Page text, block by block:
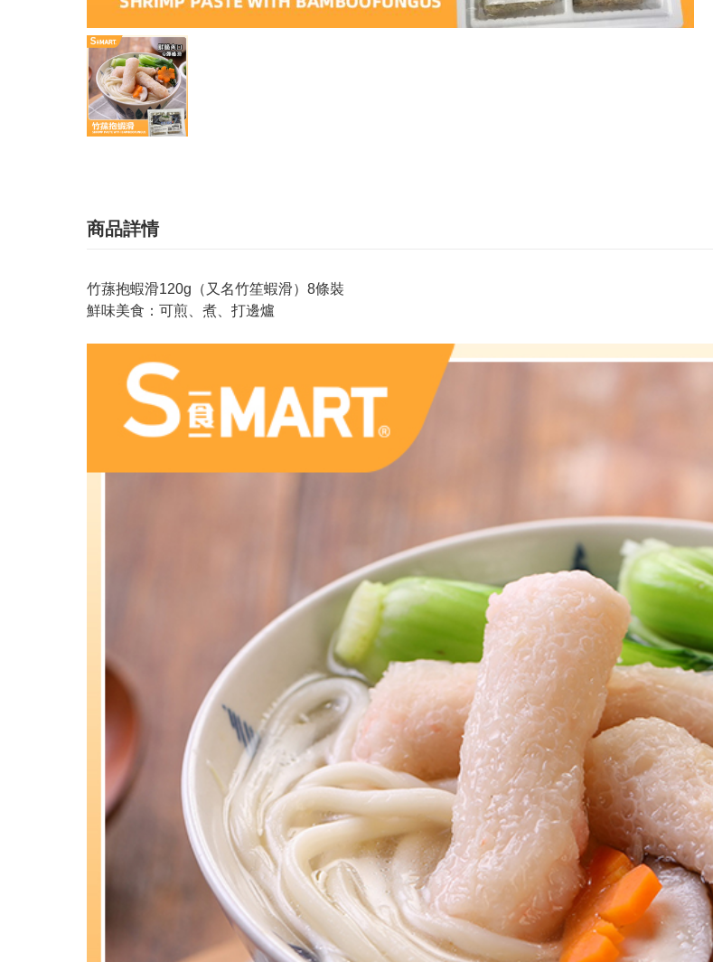
商品詳情
竹蓀抱蝦滑120g（又名竹笙蝦滑）8條裝
鮮味美食：可煎、煮、打邊爐